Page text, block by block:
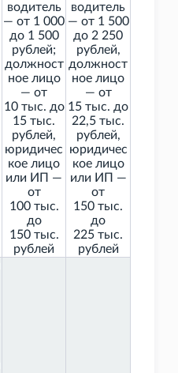
водитель
— от 1 000
до 1 500
рублей;
должност
ное лицо
— от
10 тыс. до
15 тыс.
рублей,
юридичес
кое лицо
или ИП —
от
100 тыс.
до
150 тыс.
рублей
водитель
— от 1 500
до 2 250
рублей,
должност
ное лицо
— от
15 тыс. до
22,5 тыс.
рублей,
юридичес
кое лицо
или ИП —
от
150 тыс.
до
225 тыс.
рублей